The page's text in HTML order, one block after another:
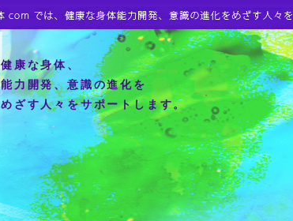
健康な身体、
能力開発、意識の進化を
めざす人々をサポートします。